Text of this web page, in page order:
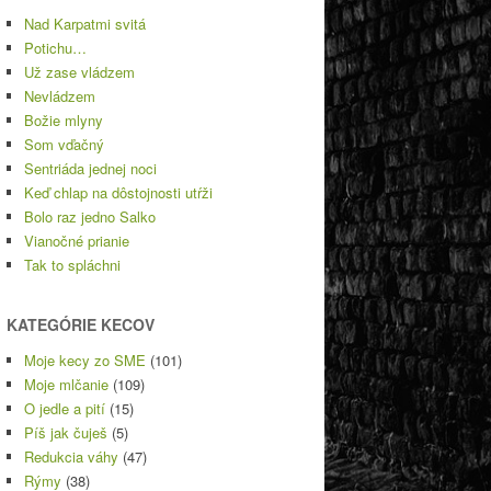
Nad Karpatmi svitá
Potichu…
Už zase vládzem
Nevládzem
Božie mlyny
Som vďačný
Sentriáda jednej noci
Keď chlap na dôstojnosti utŕži
Bolo raz jedno Salko
Vianočné prianie
Tak to spláchni
KATEGÓRIE KECOV
Moje kecy zo SME (101)
Moje mlčanie (109)
O jedle a pití (15)
Píš jak čuješ (5)
Redukcia váhy (47)
Rýmy (38)